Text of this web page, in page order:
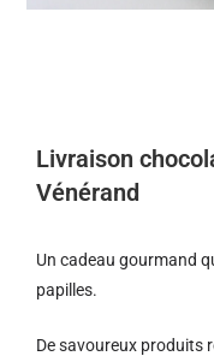
Livraison
Vénérand
Un cadeau gourmand
papilles.
De savoureux produits